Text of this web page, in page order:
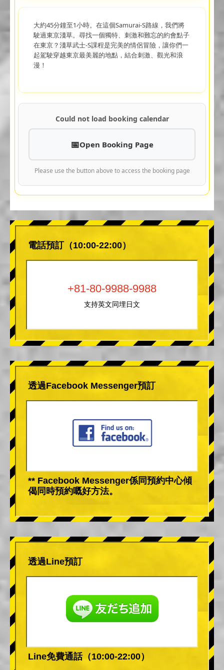
大約45分鐘至1小時。在這個Samurai-S路線，我們將
駛過東京淺草。尋找一個獨特、刺激和難忘的約會點子
在東京？淺草武士-S課程是完美的情侶冒險，讓你們一
起駕駛穿越東京最美麗的地點，結合刺激、觀光和浪
漫！
Could not load booking calendar
Open Booking Page
Please use the button above to access the booking page
電話預訂（10:00-22:00）
+81-80-9988-9988
支持英文同埋日文
透過Facebook Messenger預訂
** Facebook Messenger係同預約中心傾
偈同時預約嘅好方法。
透過Line預訂
Line免費通話（10:00-22:00）